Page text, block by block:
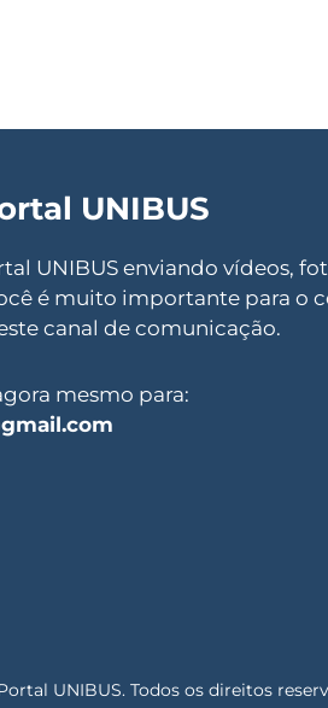
UNIBUS
UNIBUS enviando vídeos,
é muito importante para o
canal de comunicação.
mesmo para:
UNIBUS. Todos os direitos